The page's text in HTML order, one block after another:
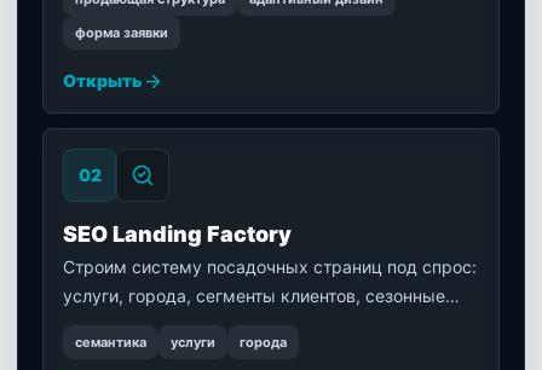
менеджеру заявку с контекстом.
форма заявки
Открыть
02
SEO Landing Factory
Строим систему посадочных страниц под спрос:
услуги, города, сегменты клиентов, сезонные
семантика услуги города